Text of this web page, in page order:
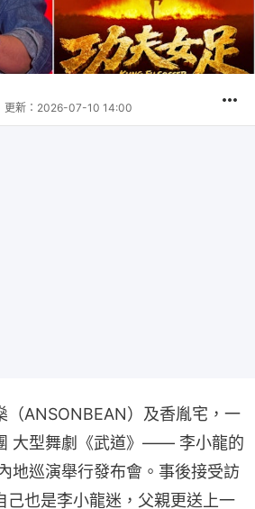
更新： 2026-07-10 14:00
（ANSONBEAN）及香胤宅，一
大型舞劇《武道》—— 李小龍的
地巡演舉行發布會。事後接受訪
己也是李小龍迷，父親更送上一